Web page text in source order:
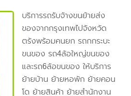
บริการรถรับจ้างขนย้ายส่ง
ของจากกรุงเทพไปจังหวัด
ตรังพร้อมคนยก รถกกระบะ
ขนของ รถ4ล้อใหญ่ขนของ
และรถ6ล้อขนของ ให้บริการ
ย้ายบ้าน ย้ายหอพัก ย้ายคอน
โด ย้ายสินค้า ย้ายสำนักงาน